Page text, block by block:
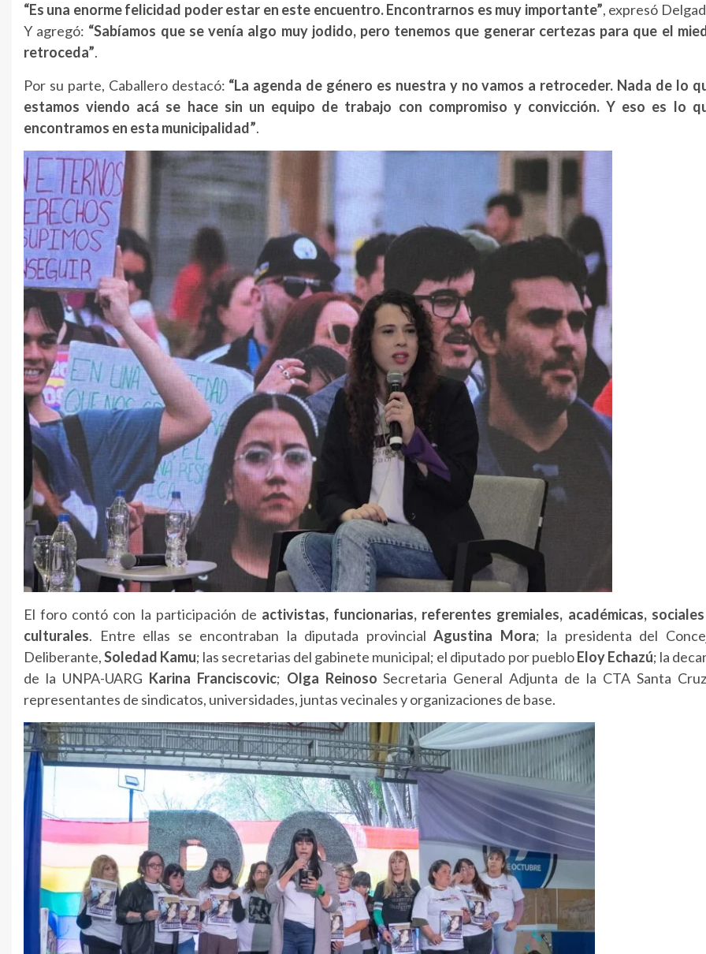
“Es una enorme felicidad poder estar en este encuentro. Encontrarnos es muy importante”, expresó
Y agregó: “Sabíamos que se venía algo muy jodido, pero tenemos que generar certezas para que el
retroceda”.
Por su parte, Caballero destacó: “La agenda de género es nuestra y no vamos a retroceder. Nada de lo
estamos viendo acá se hace sin un equipo de trabajo con compromiso y convicción. Y eso es lo
encontramos en esta municipalidad”.
El foro contó con la participación de activistas, funcionarias, referentes gremiales, académicas,
culturales. Entre ellas se encontraban la diputada provincialAgustina Mora; la presidenta del
Deliberante,Soledad Kamu; las secretarias del gabinete municipal; el diputado por puebloEloy Echazú; la
de la UNPA-UARG Karina Franciscovic; Olga Reinoso Secretaria General Adjunta de la CTA Santa
representantes de sindicatos, universidades, juntas vecinales y organizaciones de base.